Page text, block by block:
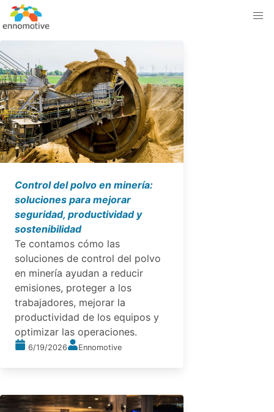
Control del polvo en minería:
soluciones para mejorar
seguridad, productividad y
sostenibilidad
Te contamos cómo las
soluciones de control del polvo
en minería ayudan a reducir
emisiones, proteger a los
trabajadores, mejorar la
productividad de los equipos y
optimizar las operaciones.
6/19/2026 Ennomotive